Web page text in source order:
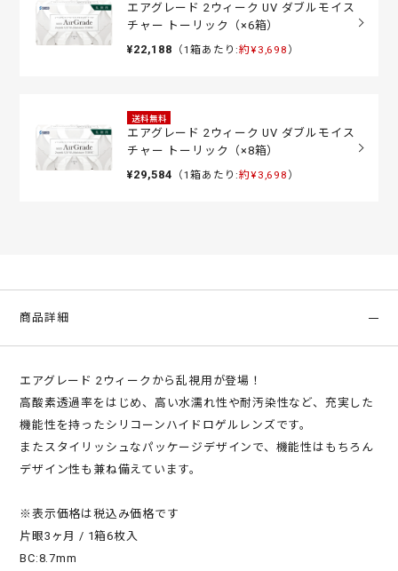
エアグレード 2ウィーク UV ダブルモイス
チャー トーリック（×6箱）
¥22,188 （1箱あたり:約¥3,698 ）
送料無料
エアグレード 2ウィーク UV ダブルモイス
チャー トーリック（×8箱）
¥29,584 （1箱あたり:約¥3,698 ）
商品詳細
エアグレード 2ウィークから乱視用が登場！
高酸素透過率をはじめ、高い水濡れ性や耐汚染性など、充実した
機能性を持ったシリコーンハイドロゲルレンズです。
またスタイリッシュなパッケージデザインで、機能性はもちろん
デザイン性も兼ね備えています。
※表示価格は税込み価格です
片眼3ヶ月 / 1箱6枚入
BC:8.7mm